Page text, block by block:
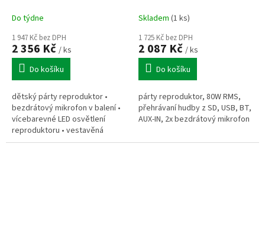
Do týdne
1 947 Kč bez DPH
2 356 Kč / ks
Do košíku
dětský párty reproduktor •
bezdrátový mikrofon v balení •
vícebarevné LED osvětlení
reproduktoru • vestavěná
dobíjecí baterie • doba provozu
Skladem (1 ks)
1 725 Kč bez DPH
2 087 Kč / ks
Do košíku
párty reproduktor, 80W RMS,
přehrávaní hudby z SD, USB, BT,
AUX-IN, 2x bezdrátový mikrofon